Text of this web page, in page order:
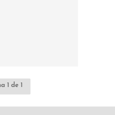
1 de 1